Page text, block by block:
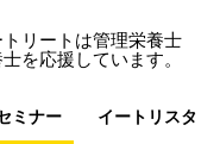
トリートは管理栄養士
を応援しています。
ミナー イートリスタ